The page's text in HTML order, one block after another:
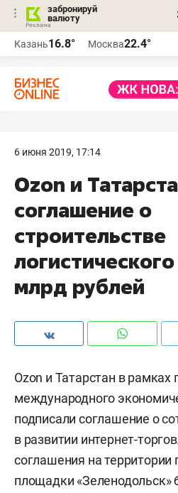
забронируй
валюту
Казань16.8° Москва22.4°
6 июня 2019, 17:14
Ozon и
соглашение о
строительстве
млрд рублей
Ozon и Татарстан в рамках
международного
подписали соглашение о
в развитии интернет-
соглашения на
площадки «Зеленодольск»